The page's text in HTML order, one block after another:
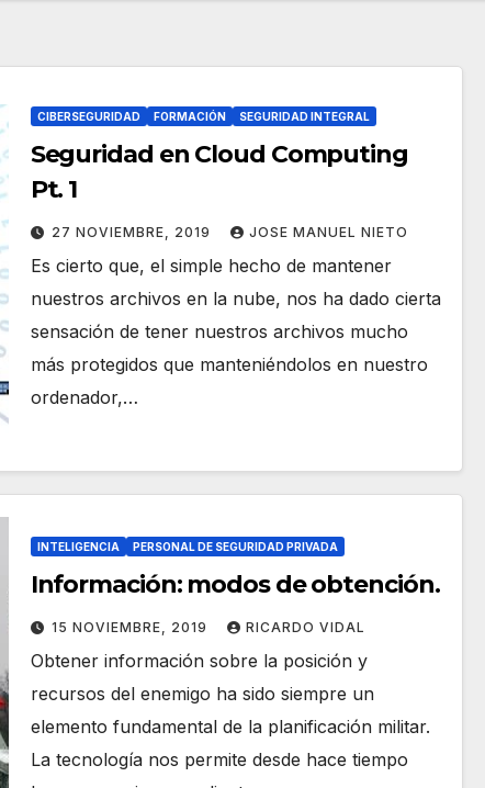
CIBERSEGURIDAD FORMACIÓN SEGURIDAD INTEGRAL
Seguridad en Cloud Computing
Pt. 1
27 NOVIEMBRE, 2019 JOSE MANUEL NIETO
Es cierto que, el simple hecho de mantener
nuestros archivos en la nube, nos ha dado cierta
sensación de tener nuestros archivos mucho
más protegidos que manteniéndolos en nuestro
ordenador,…
INTELIGENCIA PERSONAL DE SEGURIDAD PRIVADA
Información: modos de obtención.
15 NOVIEMBRE, 2019 RICARDO VIDAL
Obtener información sobre la posición y
recursos del enemigo ha sido siempre un
elemento fundamental de la planificación militar.
La tecnología nos permite desde hace tiempo